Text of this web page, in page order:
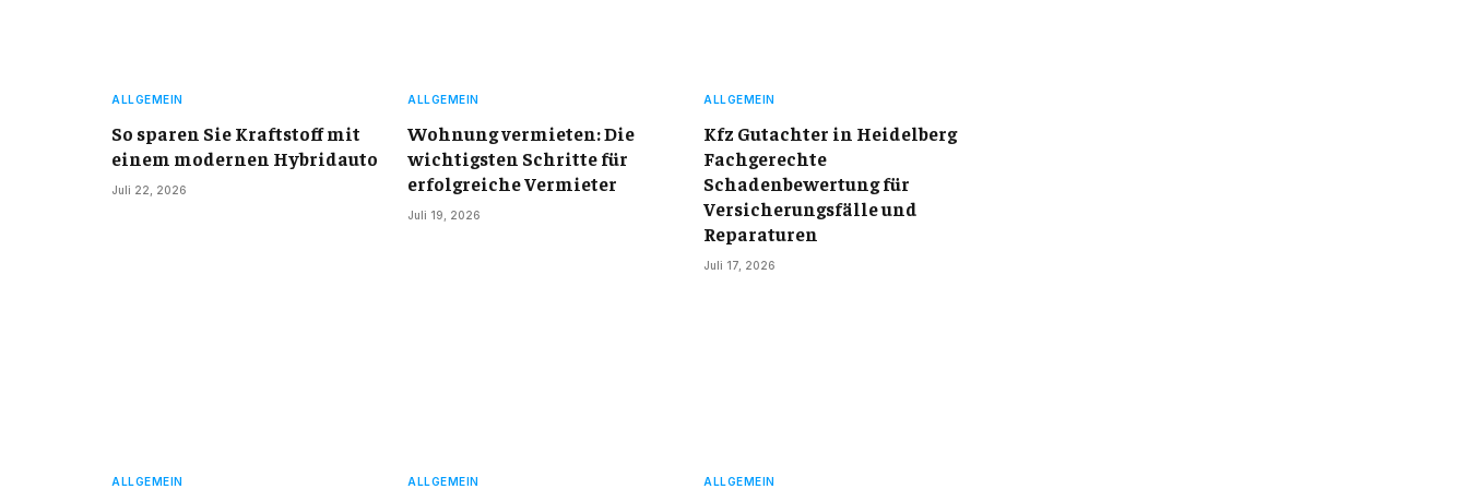
ALLGEMEIN
So sparen Sie Kraftstoff mit
einem modernen Hybridauto
Juli 22, 2026
ALLGEMEIN
Wohnung vermieten: Die
wichtigsten Schritte für
erfolgreiche Vermieter
Juli 19, 2026
ALLGEMEIN
Kfz Gutachter in Heidelberg
Fachgerechte
Schadenbewertung für
Versicherungsfälle und
Reparaturen
Juli 17, 2026
ALLGEMEIN ALLGEMEIN ALLGEMEIN